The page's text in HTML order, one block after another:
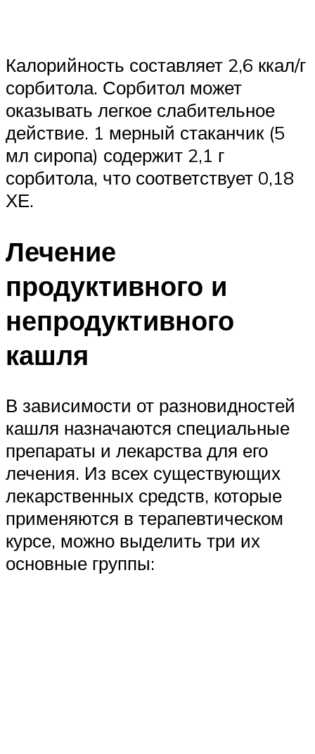
Калорийность составляет 2,6 ккал/г
сорбитола. Сорбитол может
оказывать легкое слабительное
действие. 1 мерный стаканчик (5
мл сиропа) содержит 2,1 г
сорбитола, что соответствует 0,18
ХЕ.
Лечение
продуктивного и
непродуктивного
кашля
В зависимости от разновидностей
кашля назначаются специальные
препараты и лекарства для его
лечения. Из всех существующих
лекарственных средств, которые
применяются в терапевтическом
курсе, можно выделить три их
основные группы: